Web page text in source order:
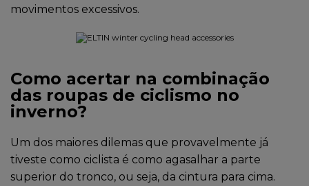
movimentos excessivos.
Como acertar na combinação
das roupas de ciclismo no
inverno?
Um dos maiores dilemas que provavelmente já
tiveste como ciclista é como agasalhar a parte
superior do tronco, ou seja, da cintura para cima.